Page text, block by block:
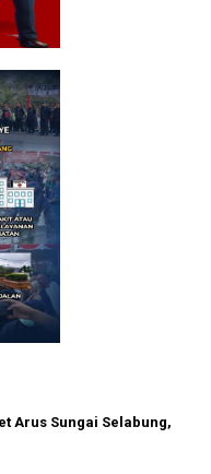
Arus Sungai Selabung,